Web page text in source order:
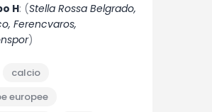
H: (Stella Rossa Belgrado,
Ferencvaros,
)
calcio
europee